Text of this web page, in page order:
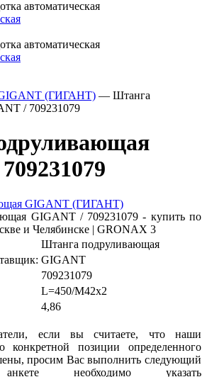
GIGANT (ГИГАНТ) — Штанга
/ 709231079
Штанга подруливающая
GIGANT
709231079
L=450/M42x2
4,86
если вы считаете, что наши
позиции определенного
просим Вас выполнить следующий
необходимо указать